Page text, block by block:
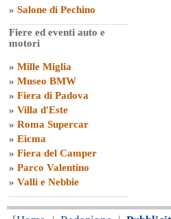
» Salone di Pechino
Fiere ed eventi auto e
motori
» Mille Miglia
» Museo BMW
» Fiera di Padova
» Villa d'Este
» Roma Supercar
» Eicma
» Fiera del Camper
» Parco Valentino
» Valli e Nebbie